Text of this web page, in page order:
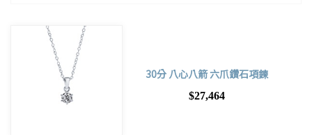
30分 八心八箭 六爪鑽石項鍊
$27,464